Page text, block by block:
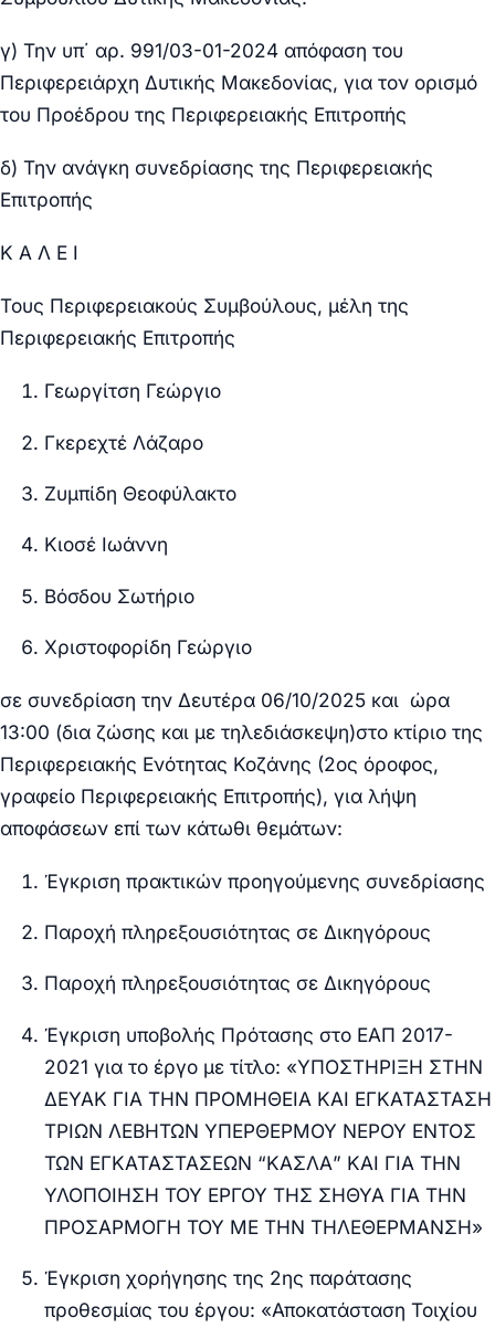
γ) Την υπ΄ αρ. 991/03-01-2024 απόφαση του
Περιφερειάρχη Δυτικής Μακεδονίας, για τον ορισμό
του Προέδρου της Περιφερειακής Επιτροπής
δ) Την ανάγκη συνεδρίασης της Περιφερειακής
Επιτροπής
Κ Α Λ Ε Ι
Τους Περιφερειακούς Συμβούλους, μέλη της
Περιφερειακής Επιτροπής
Γεωργίτση Γεώργιο
Γκερεχτέ Λάζαρο
Ζυμπίδη Θεοφύλακτο
Κιοσέ Ιωάννη
Βόσδου Σωτήριο
Χριστοφορίδη Γεώργιο
σε συνεδρίαση την Δευτέρα 06/10/2025 και ώρα
13:00 (δια ζώσης και με τηλεδιάσκεψη)στο κτίριο της
Περιφερειακής Ενότητας Κοζάνης (2ος όροφος,
γραφείο Περιφερειακής Επιτροπής), για λήψη
αποφάσεων επί των κάτωθι θεμάτων:
Έγκριση πρακτικών προηγούμενης συνεδρίασης
Παροχή πληρεξουσιότητας σε Δικηγόρους
Παροχή πληρεξουσιότητας σε Δικηγόρους
Έγκριση υποβολής Πρότασης στο ΕΑΠ 2017-
2021 για το έργο με τίτλο: «ΥΠΟΣΤΗΡΙΞΗ ΣΤΗΝ
ΔΕΥΑΚ ΓΙΑ ΤΗΝ ΠΡΟΜΗΘΕΙΑ ΚΑΙ ΕΓΚΑΤΑΣΤΑΣΗ
ΤΡΙΩΝ ΛΕΒΗΤΩΝ ΥΠΕΡΘΕΡΜΟΥ ΝΕΡΟΥ ΕΝΤΟΣ
ΤΩΝ ΕΓΚΑΤΑΣΤΑΣΕΩΝ “ΚΑΣΛΑ” ΚΑΙ ΓΙΑ ΤΗΝ
ΥΛΟΠΟΙΗΣΗ ΤΟΥ ΕΡΓΟΥ ΤΗΣ ΣΗΘΥΑ ΓΙΑ ΤΗΝ
ΠΡΟΣΑΡΜΟΓΗ ΤΟΥ ΜΕ ΤΗΝ ΤΗΛΕΘΕΡΜΑΝΣΗ»
Έγκριση χορήγησης της 2ης παράτασης
προθεσμίας του έργου: «Αποκατάσταση Τοιχίου